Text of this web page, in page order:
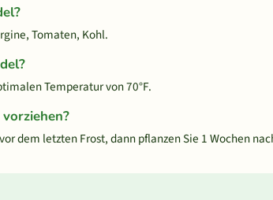
Tomaten, Kohl.
Temperatur von 70°F.
dem letzten Frost, dann pflanzen Sie 1 Wochen